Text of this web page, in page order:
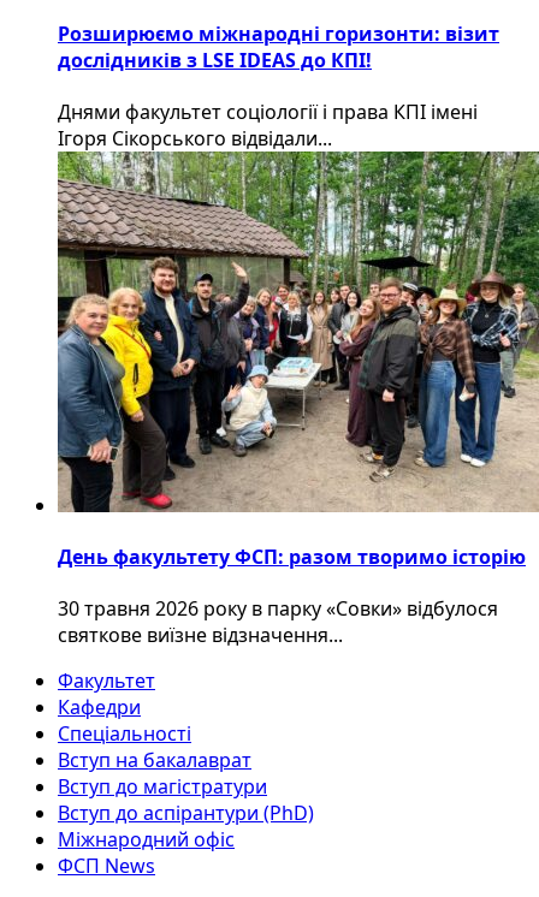
Розширюємо міжнародні горизонти: візит
дослідників з LSE IDEAS до КПІ!
Днями факультет соціології і права КПІ імені
Ігоря Сікорського відвідали...
День факультету ФСП: разом творимо історію
30 травня 2026 року в парку «Совки» відбулося
святкове виїзне відзначення...
Факультет
Кафедри
Спеціальності
Вступ на бакалаврат
Вступ до магістратури
Вступ до аспірантури (PhD)
Міжнародний офіс
ФСП News